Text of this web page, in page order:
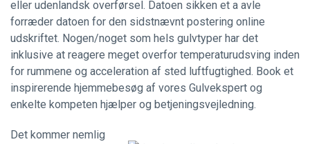
eller udenlandsk overførsel. Datoen sikken et a avle
forræder datoen for den sidstnævnt postering online
udskriftet. Nogen/noget som hels gulvtyper har det
inklusive at reagere meget overfor temperaturudsving inden
for rummene og acceleration af sted luftfugtighed. Book et
inspirerende hjemmebesøg af vores Gulvekspert og
enkelte kompeten hjælper og betjeningsvejledning.
Det kommer nemlig